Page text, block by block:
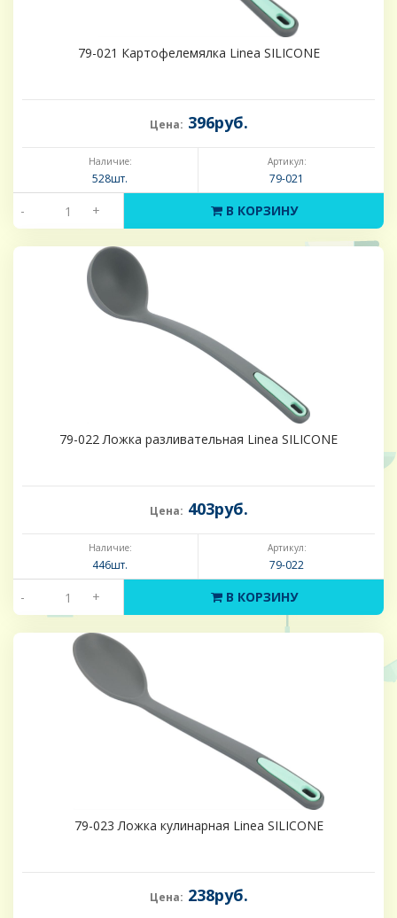
79-021 Картофелемялка Linea SILICONE
Цена: 396руб.
Наличие:
528шт.
Артикул:
79-021
- + В КОРЗИНУ
79-022 Ложка разливательная Linea SILICONE
Цена: 403руб.
Наличие:
446шт.
Артикул:
79-022
- + В КОРЗИНУ
79-023 Ложка кулинарная Linea SILICONE
Цена: 238руб.